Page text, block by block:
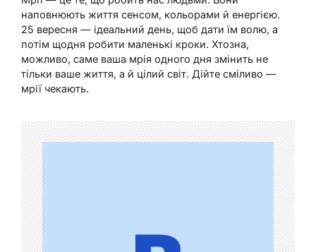
наповнюють життя сенсом, кольорами й енергією.
25 вересня — ідеальний день, щоб дати їм волю, а
потім щодня робити маленькі кроки. Хтозна,
можливо, саме ваша мрія одного дня змінить не
тільки ваше життя, а й цілий світ. Дійте сміливо —
мрії чекають.